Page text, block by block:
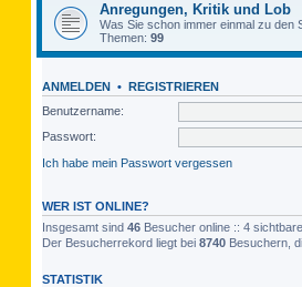
Anregungen, Kritik und Lob
Was Sie schon immer einmal zu den
Themen: 99
ANMELDEN • REGISTRIEREN
Benutzername:
Passwort:
Ich habe mein Passwort vergessen
WER IST ONLINE?
Insgesamt sind 46 Besucher online :: 4
Der Besucherrekord liegt bei 8740 Besuchern,
STATISTIK